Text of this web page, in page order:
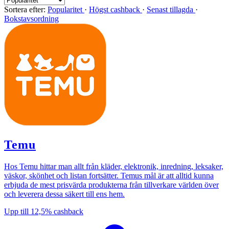
Sortera efter: Popularitet · Högst cashback · Senast tillagda ·
Bokstavsordning
Temu
Hos Temu hittar man allt från kläder, elektronik, inredning, leksaker,
väskor, skönhet och listan fortsätter. Temus mål är att alltid kunna
erbjuda de mest prisvärda produkterna från tillverkare världen över
och leverera dessa säkert till ens hem.
Upp till 12,5% cashback